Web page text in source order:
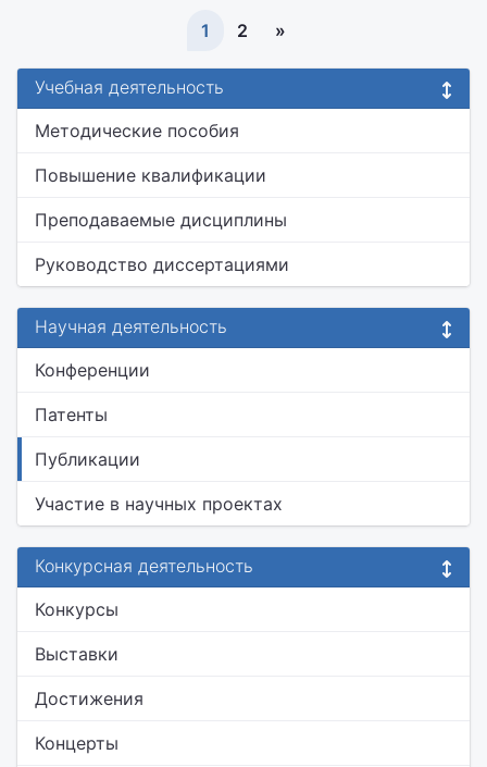
1 2 »
Учебная деятельность
Методические пособия
Повышение квалификации
Преподаваемые дисциплины
Руководство диссертациями
Научная деятельность
Конференции
Патенты
Публикации
Участие в научных проектах
Конкурсная деятельность
Конкурсы
Выставки
Достижения
Концерты